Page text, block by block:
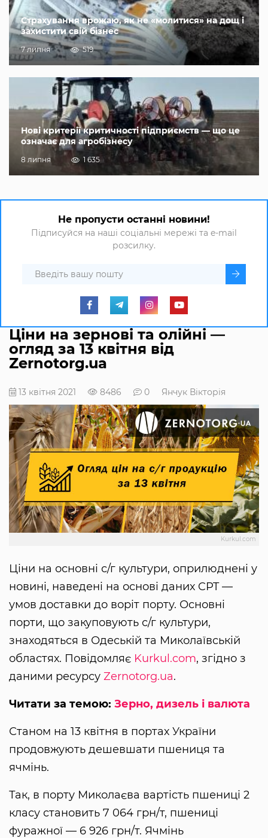
Страхування врожаю, як не «молитися» на дощ і
захистити свій бізнес
7 липня 519
Нові критерії критичності підприємств — що це
означає для агробізнесу
8 липня 1 635
Не пропусти останні новини!
Підписуйся на наші соціальні мережі та e-mail
розсилку.
Ціни на зернові та олійні —
огляд за 13 квітня від
Zernotorg.ua
13 квітня 2021 8486 0 Янчук Вікторія
Kurkul.com
Ціни на основні с/г культури, оприлюднені у
новині, наведені на основі даних CPT —
умов доставки до воріт порту. Основні
порти, що закуповують с/г культури,
знаходяться в Одеській та Миколаївській
областях. Повідомляє Kurkul.com, згідно з
даними ресурсу Zernotorg.ua.
Читати за темою: Зерно, дизель і валюта
Станом на 13 квітня в портах України
продовжують дешевшати пшениця та
ячмінь.
Так, в порту Миколаєва вартість пшениці 2
класу становить 7 064 грн/т, пшениці
фуражної — 6 926 грн/т. Ячмінь